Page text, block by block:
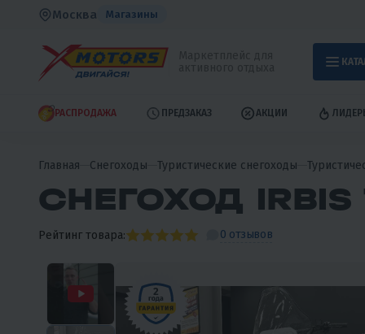
Москва Магазины
РАСПРОДАЖА ПРЕДЗАКАЗ АКЦИИ
Главная Снегоходы Туристические снегоходы
СНЕГОХОД IRBIS
Рейтинг товара: 0 отзывов